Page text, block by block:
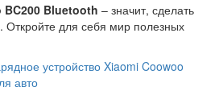
BC200 Bluetooth – значит, сделать
для себя мир полезных
устройство Xiaomi Coowoo
авто